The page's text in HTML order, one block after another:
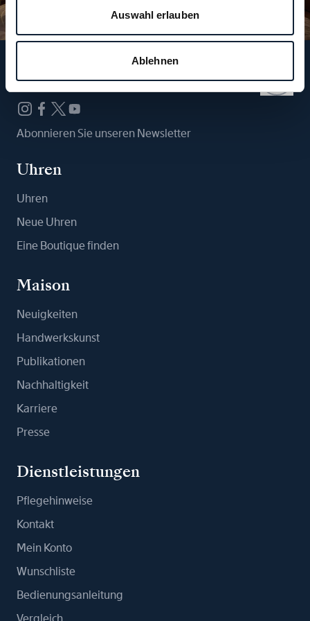
Auswahl erlauben
Ablehnen
Folgen Sie uns
Abonnieren Sie unseren Newsletter
Uhren
Uhren
Neue Uhren
Eine Boutique finden
Maison
Neuigkeiten
Handwerkskunst
Publikationen
Nachhaltigkeit
Karriere
Presse
Dienstleistungen
Pflegehinweise
Kontakt
Mein Konto
Wunschliste
Bedienungsanleitung